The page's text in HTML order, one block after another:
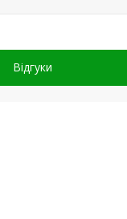
Відгуки